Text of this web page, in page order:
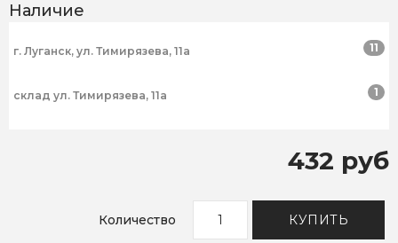
Наличие
г. Луганск, ул. Тимирязева, 11а 11
склад ул. Тимирязева, 11а 1
432 руб
Количество КУПИТЬ